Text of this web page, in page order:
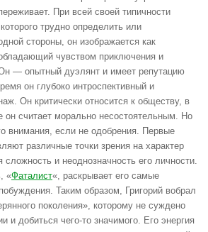
При всей своей типичности
трудно определить или
стороны, он изображается как
чувством приключения и
— опытный дуэлянт и имеет репутацию
он глубоко интроспективный и
Он критически относится к обществу, в
он считает морально несостоятельным. Но
внимания, если не одобрения. Первые
различные точки зрения на характер
сложность и неоднозначность его личности.
«Фаталист«, раскрывает его самые
Таким образом, Григорий вобрал
поколения», которому не суждено
и добиться чего-то значимого. Его энергия